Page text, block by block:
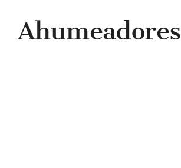
Ahumeadores